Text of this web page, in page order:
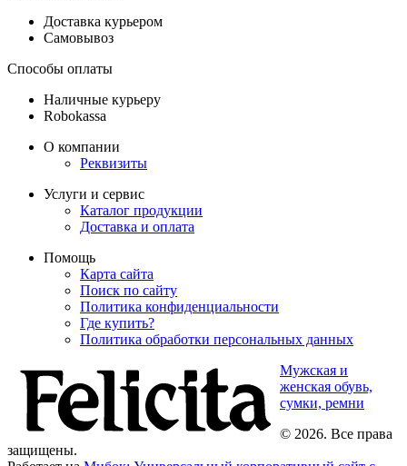
Доставка курьером
Самовывоз
Способы оплаты
Наличные курьеру
Robokassa
О компании
Реквизиты
Услуги и сервис
Каталог продукции
Доставка и оплата
Помощь
Карта сайта
Поиск по сайту
Политика конфиденциальности
Где купить?
Политика обработки персональных данных
Мужская и
женская обувь,
сумки, ремни
© 2026. Все права
защищены.